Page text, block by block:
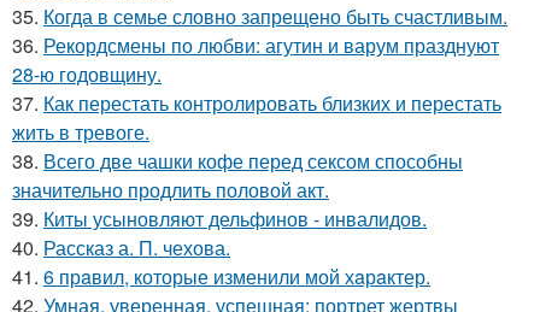
35. Когда в семье словно запрещено быть счастливым.
36. Рекордсмены по любви: агутин и варум празднуют
28-ю годовщину.
37. Как перестать контролировать близких и перестать
жить в тревоге.
38. Всего две чашки кофе перед сексом способны
значительно продлить половой акт.
39. Киты усыновляют дельфинов - инвалидов.
40. Рассказ а. П. чехова.
41. 6 прaвил, которые изменили мой хaрaктер.
42. Умная, уверенная, успешная: портрет жертвы